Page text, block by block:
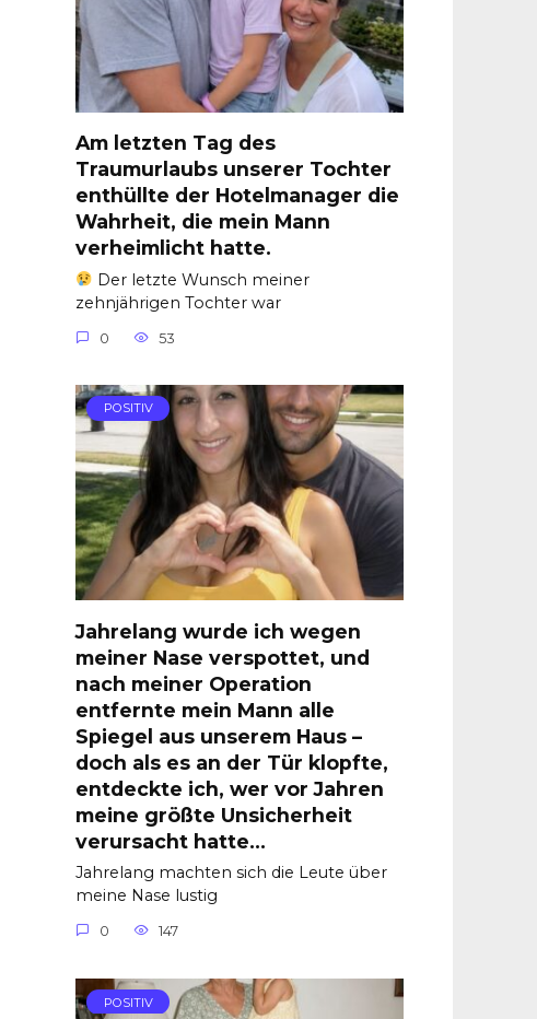
Am letzten Tag des
Traumurlaubs unserer Tochter
enthüllte der Hotelmanager die
Wahrheit, die mein Mann
verheimlicht hatte.
Der letzte Wunsch meiner
zehnjährigen Tochter war
0 53
POSITIV
Jahrelang wurde ich wegen
meiner Nase verspottet, und
nach meiner Operation
entfernte mein Mann alle
Spiegel aus unserem Haus –
doch als es an der Tür klopfte,
entdeckte ich, wer vor Jahren
meine größte Unsicherheit
verursacht hatte…
Jahrelang machten sich die Leute über
meine Nase lustig
0 147
POSITIV